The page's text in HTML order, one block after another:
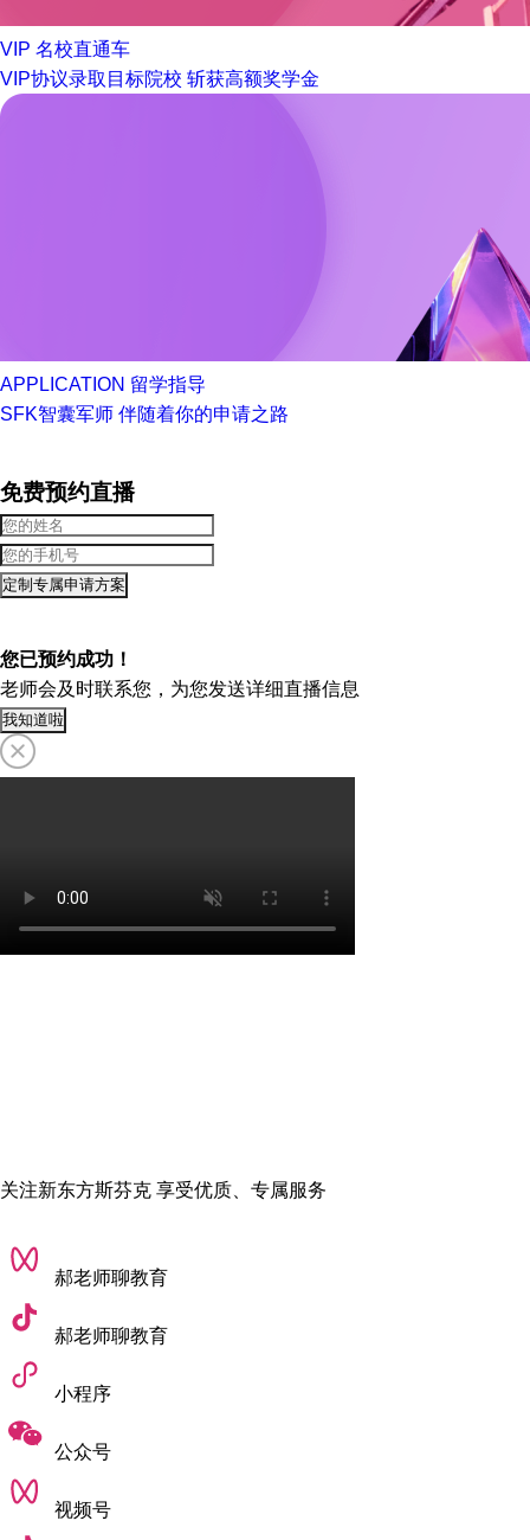
VIP 名校直通车
VIP协议录取目标院校 斩获高额奖学金
APPLICATION 留学指导
SFK智囊军师 伴随着你的申请之路
免费预约直播
定制专属申请方案
您已预约成功！
老师会及时联系您，为您发送详细直播信息
我知道啦
关注新东方斯芬克 享受优质、专属服务
郝老师聊教育
郝老师聊教育
小程序
公众号
视频号